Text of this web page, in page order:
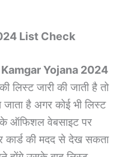
List Check
Yojana 2024
जारी की जाती है तो
है अगर कोई भी लिस्ट
ऑफिशल वेबसाइट पर
कार्ड की मदद से देख सकता